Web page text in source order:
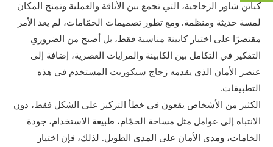
كبائن شاور الزجاجية، التي تجمع بين الأناقة والعملية وتمنح المكان
لمسة حديثة ومنظمة. ومع تطور تصميمات الحمّامات، لم يعد الأمر
مقتصرًا على اختيار كابينة مناسبة فقط، بل أصبح من الضروري
التفكير في التكامل بين الكابينة والمرايات العصرية، إضافة إلى
عنصر الأمان الذي يقدمه زجاج سيكوريت المستخدم في هذه
التطبيقات.
الكثير من الأشخاص يقعون في خطأ التركيز على الشكل فقط، دون
الانتباه إلى عوامل مثل مساحة الحمّام، طبيعة الاستخدام، جودة
الخامات، ومدى الأمان على المدى الطويل. لذلك، فإن اختيار